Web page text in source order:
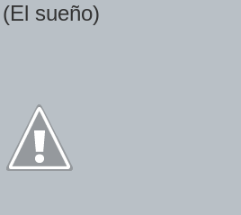
sueño)